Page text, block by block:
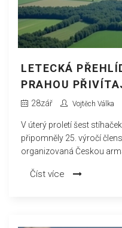
LETECKÁ
PRAHOU
NATO
28zář Vojtěch Válka
V úterý proletí šest
připomněly 25. výročí
organizovaná Českou
organizaci a na její roli v
Číst více